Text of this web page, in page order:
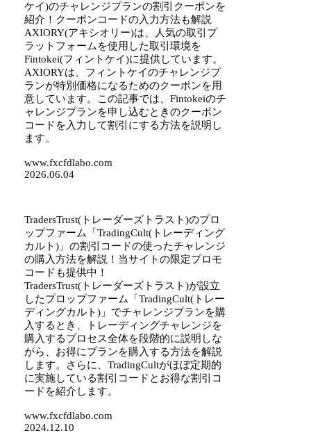
ケイ)のチャレンジプランの割引クーポンを
紹介！クーポンコードの入力方法も解説
AXIORY(アキシオリー)は、人気の取引プ
ラットフォームを使用した取引環境を
Fintokei(フィントケイ)に提供しています。
AXIORYは、フィントケイのチャレンジプ
ランが特別価格になるためのクーポンを用
意しています。この記事では、Fintokeiのチ
ャレンジプランを申し込むときのクーポン
コードを入力して割引にする方法を説明し
ます。
www.fxcfdlabo.com
2026.06.04
TradersTrust(トレーダーズトラスト)のプロ
ップファーム「TradingCult(トレーディング
カルト)」の割引コードの使ったチャレンジ
の購入方法を解説！当サイトの限定プロモ
コードも提供中！
TradersTrust(トレーダーズトラスト)が設立
したプロップファーム「TradingCult(トレー
ディングカルト)」でチャレンジプランを購
入するとき、トレーディングチャレンジを
購入するプロセス全体を段階的に説明しな
がら、お得にプランを購入する方法を解説
します。さらに、TradingCultがほぼ定期的
に実施している割引コードとお得な割引コ
ードを紹介します。
www.fxcfdlabo.com
2024.12.10